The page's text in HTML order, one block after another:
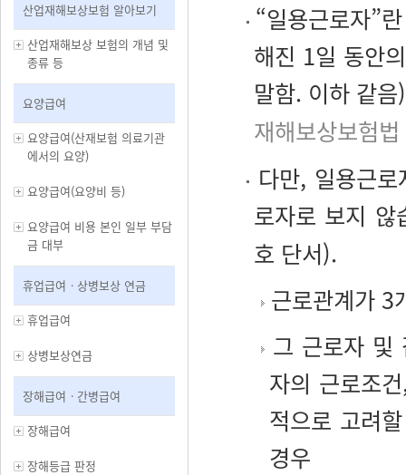
산업재해보상보험 알아보기
산업재해보상 보험의 개념 및
종류 등
요양급여
요양급여(산재보험 의료기관
에서의 요양)
요양급여(요양비 등)
요양급여 비용 본인 일부 부담
금 대부
휴업급여ㆍ상병보상 연금
휴업급여
상병보상연금
장해급여ㆍ간병급여
장해급여
장해등급 판정
“일용근로자”
해진 1일 동안
말함. 이하 같
재해보상보험
다만, 일용근
로자로 보지 않
호 단서).
근로관계가 3
그 근로자 및
자의 근로조
적으로 고려
경우